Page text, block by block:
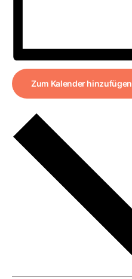
Zum Kalender hinzufügen